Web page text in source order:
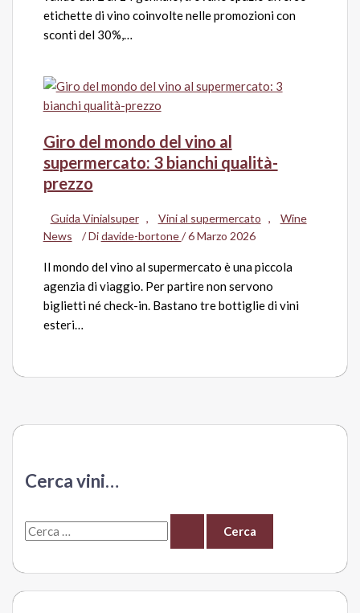
etichette di vino coinvolte nelle promozioni con
sconti del 30%,…
Giro del mondo del vino al
supermercato: 3 bianchi qualità-
prezzo
Guida Vinialsuper , Vini al supermercato ,
Wine
News
/ Didavide-bortone/6 Marzo 2026
Il mondo del vino al supermercato è una piccola
agenzia di viaggio. Per partire non servono
biglietti né check-in. Bastano tre bottiglie di vini
esteri…
Cerca vini…
C
r